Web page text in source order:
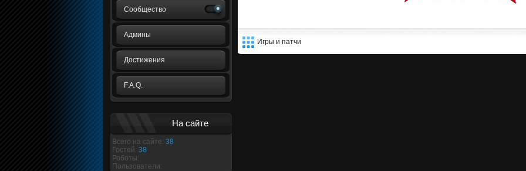
Сообщество
Админы
Достижения
F.A.Q.
На сайте
Всего на сайте: 38
Гостей: 38
Роботы:
Пользователи:
Игры и патчи